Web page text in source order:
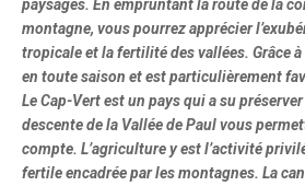
paysages. En empruntant la route de la
montagne, vous pourrez apprécier
tropicale et la fertilité des vallées. Grâce
en toute saison et est particulièrement
Le Cap-Vert est un pays qui a su
descente de la Vallée de Paul vous
compte. L’agriculture y est l’activité
fertile encadrée par les montagnes. La